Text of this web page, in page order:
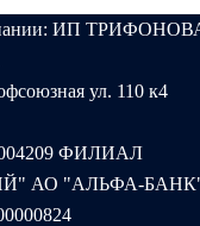
ИП
ул. 110 к4
ФИЛИАЛ
АО "АЛЬФА-